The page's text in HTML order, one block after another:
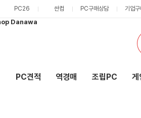
PC26 싼컴 PC구매상담 기업
PC견적 역경매 조립PC 게